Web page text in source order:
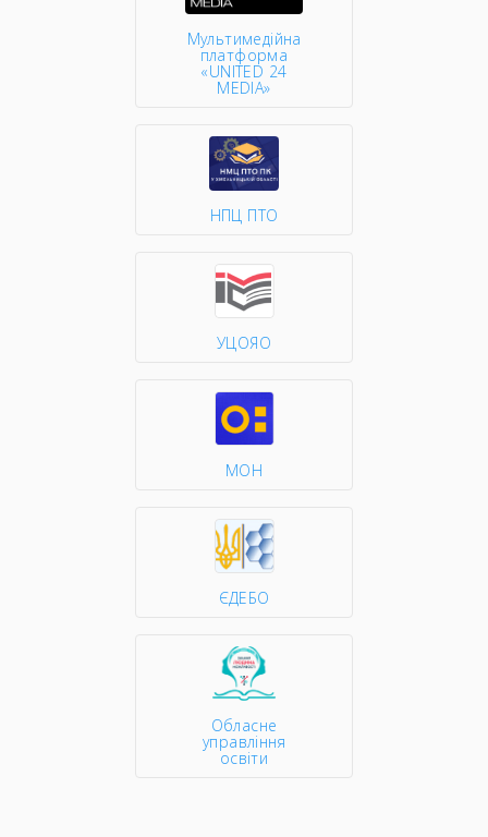
Мультимедійна
платформа
«UNITED 24
MEDIA»
НПЦ ПТО
УЦОЯО
МОН
ЄДЕБО
Обласне
управління
освіти